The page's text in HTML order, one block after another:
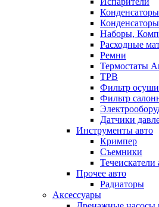
Конденсаторы
Конденсаторы
Наборы,
Расходные
Ремни
Термостаты
ТРВ
Фильтр
Фильтр
Датчики
Инструменты авто
Кримпер
Съемники
Течеискатели
Прочее авто
Радиаторы
Аксессуары